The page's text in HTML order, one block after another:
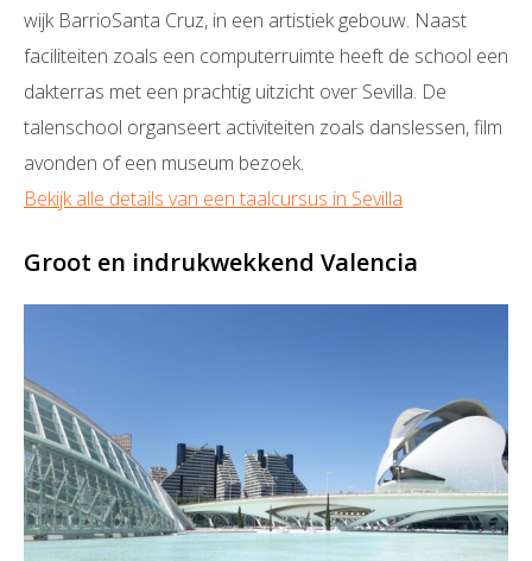
wijk BarrioSanta Cruz, in een artistiek gebouw. Naast
faciliteiten zoals een computerruimte heeft de school een
dakterras met een prachtig uitzicht over Sevilla. De
talenschool organseert activiteiten zoals danslessen, film
avonden of een museum bezoek.
Bekijk alle details van een taalcursus in Sevilla
Groot en indrukwekkend Valencia